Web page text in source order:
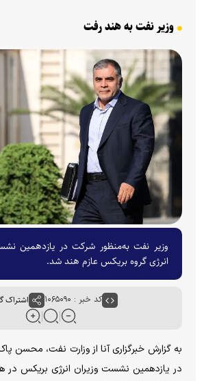
وزیر نفت به‌ هند رفت
وزیر نفت به‌منظور شرکت در یازدهمین
انرژی گروه بریکس عازم هند شد.
کد خبر : ۱۰۶۵۰۹۰ اشتراک
به گزارش خبرگزاری آنا از وزارت نفت، محسن
در یازدهمین نشست وزیران انرژی بریکس در